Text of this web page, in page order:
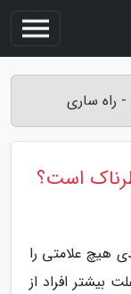
ساری
است؟
هیچ علامتی را
بیشتر افراد از